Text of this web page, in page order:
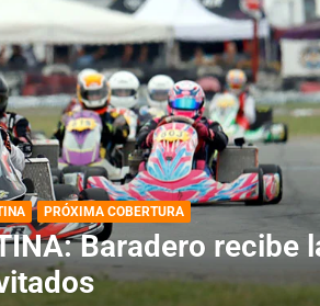
Horarios para la